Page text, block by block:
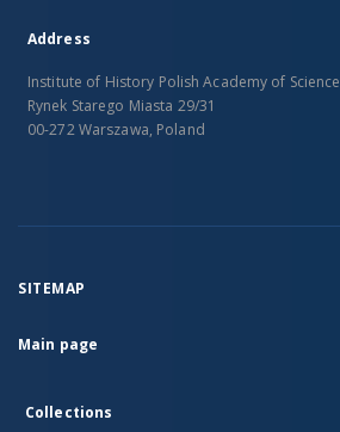
Address
Institute of History Polish Academy of Science
Rynek Starego Miasta 29/31
00-272 Warszawa, Poland
SITEMAP
Main page
Collections